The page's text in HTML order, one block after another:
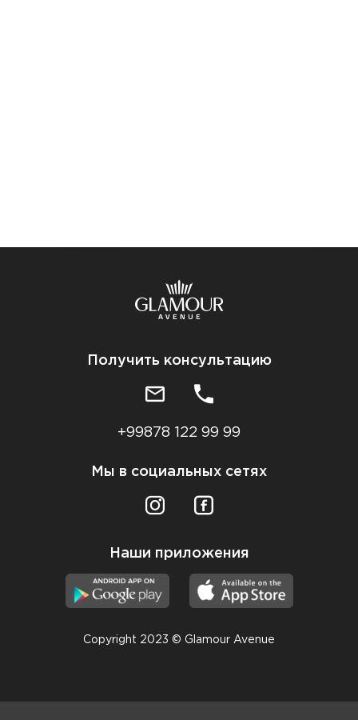
Получить консультацию
+99878 122 99 99
Мы в социальных сетях
Наши приложения
Copyright 2023 © Glamour Avenue